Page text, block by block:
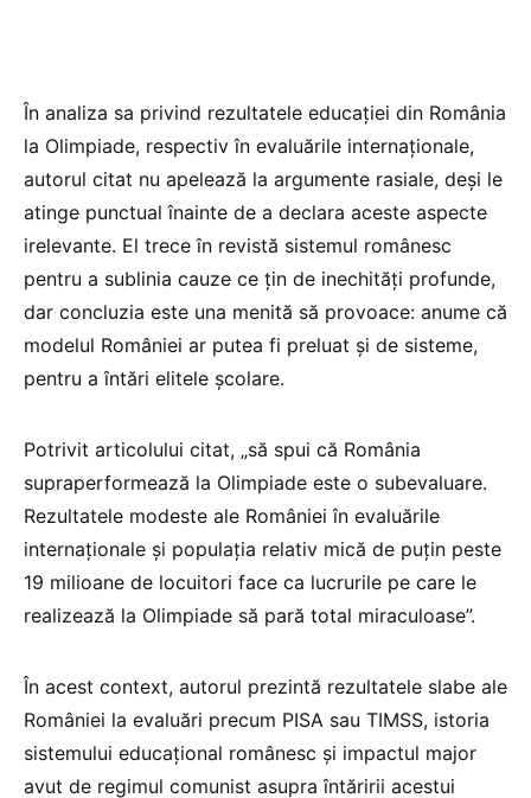
În analiza sa privind rezultatele educației din România
la Olimpiade, respectiv în evaluările internaționale,
autorul citat nu apelează la argumente rasiale, deși le
atinge punctual înainte de a declara aceste aspecte
irelevante. El trece în revistă sistemul românesc
pentru a sublinia cauze ce țin de inechități profunde,
dar concluzia este una menită să provoace: anume că
modelul României ar putea fi preluat și de sisteme,
pentru a întări elitele școlare.
Potrivit articolului citat, „să spui că România
supraperformează la Olimpiade este o subevaluare.
Rezultatele modeste ale României în evaluările
internaționale și populația relativ mică de puțin peste
19 milioane de locuitori face ca lucrurile pe care le
realizează la Olimpiade să pară total miraculoase”.
În acest context, autorul prezintă rezultatele slabe ale
României la evaluări precum PISA sau TIMSS, istoria
sistemului educațional românesc și impactul major
avut de regimul comunist asupra întăririi acestui